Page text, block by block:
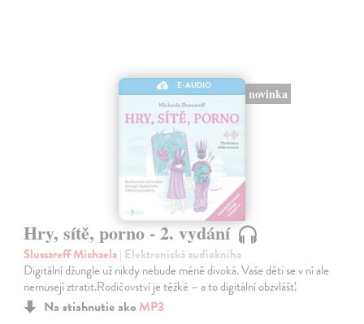
E-AUDIO
novinka
Hry, sítě, porno - 2. vydání
Slussareff Michaela| Elektronická audiokniha
Digitální džungle už nikdy nebude méně divoká. Vaše děti se v ní ale
nemusejí ztratit.Rodičovství je těžké – a to digitální obzvlášť.
Na stiahnutie ako MP3